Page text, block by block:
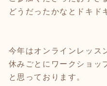
どうだったかなとドキド
今年はオンラインレッス
休みごとにワークショッ
と思っております。